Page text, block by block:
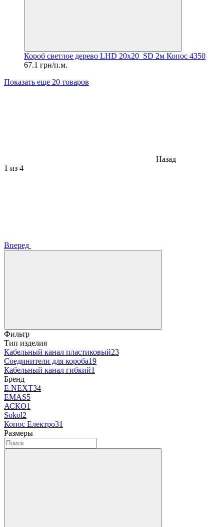
Короб светлое дерево LHD 20x20_SD 2м Копос 4350
67.1 грн/п.м.
Показать еще 20 товаров
Назад
1 из 4
Вперед
Фильтр
Тип изделия
Кабельный канал пластиковый23
Соединители для короба19
Кабельный канал гибкий1
Бренд
E.NEXT34
EMAS5
АСКО1
Sokol2
Копос Електро31
Размеры